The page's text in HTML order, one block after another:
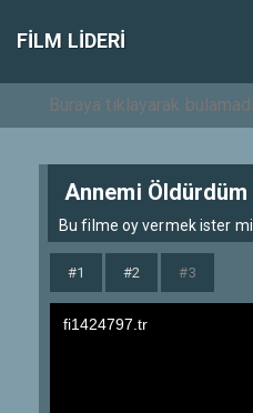
FILM LIDERI
Annemi
Bu filme oy vermek ister
#1 #2 #3